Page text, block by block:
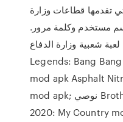
تقدمها قطاعات وزارة
مستخدم وكلمة مرور.
لعبة شعبية وزارة الدفاع Minecraft mod apk Mobile
Legends: Bang
mod apk Asphalt
mod apk; نوصي Brothers in Arms® 3 mod apk
2020: My Country